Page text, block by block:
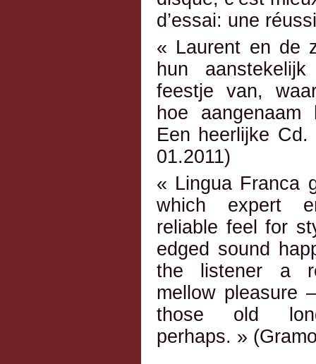
d’essai: une
« Laurent en de
hun
feestje van,
hoe
Een heerlijke
01.2011)
« Lingua Franca
which expert
reliable feel for
edged sound
the listener a
mellow pleasure
those old
perhaps. »